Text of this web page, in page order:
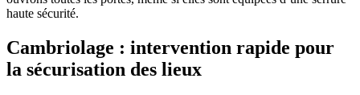
haute sécurité.
Cambriolage : intervention rapide pour
la sécurisation des lieux